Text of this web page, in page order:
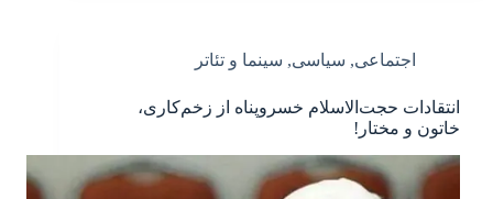
اجتماعی, سیاسی, سینما و تئاتر
انتقادات حجت‌الاسلام خسروپناه از زخم‌کاری،
خاتون و مختار!